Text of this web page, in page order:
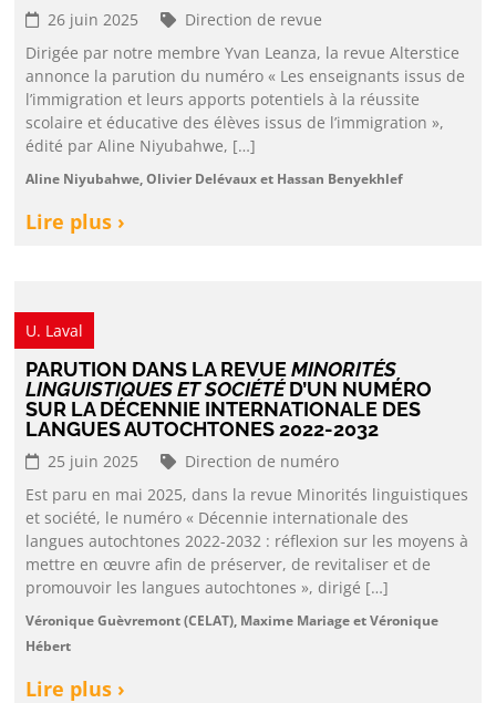
26 juin 2025
Direction de revue
Dirigée par notre membre Yvan Leanza, la revue Alterstice
annonce la parution du numéro « Les enseignants issus de
l’immigration et leurs apports potentiels à la réussite
scolaire et éducative des élèves issus de l’immigration »,
édité par Aline Niyubahwe, […]
Aline Niyubahwe, Olivier Delévaux et Hassan Benyekhlef
Lire plus ›
U. Laval
PARUTION DANS LA REVUEMINORITÉS
LINGUISTIQUES ET SOCIÉTÉD’UN NUMÉRO
SUR LA DÉCENNIE INTERNATIONALE DES
LANGUES AUTOCHTONES 2022-2032
25 juin 2025
Direction de numéro
Est paru en mai 2025, dans la revue Minorités linguistiques
et société, le numéro « Décennie internationale des
langues autochtones 2022-2032 : réflexion sur les moyens à
mettre en œuvre afin de préserver, de revitaliser et de
promouvoir les langues autochtones », dirigé […]
Véronique Guèvremont (CELAT), Maxime Mariage et Véronique
Hébert
Lire plus ›